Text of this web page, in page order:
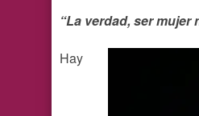
“La verdad, ser mujer
Hay